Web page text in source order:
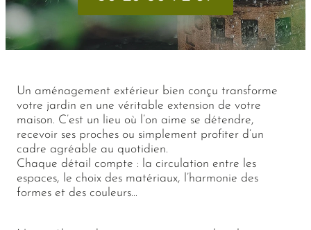
Un aménagement extérieur bien conçu transforme
votre jardin en une véritable extension de votre
maison. C’est un lieu où l’on aime se détendre,
recevoir ses proches ou simplement profiter d’un
cadre agréable au quotidien.
Chaque détail compte : la circulation entre les
espaces, le choix des matériaux, l’harmonie des
formes et des couleurs…